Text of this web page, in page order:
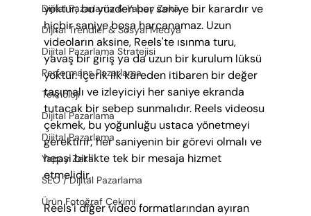
Dijital Pazarlama & Yapay Zekâ
Dijital Trendler & Sosyal Medya
Dijital Pazarlama Stratejisi
Performans Pazarlama
Teknoloji
Dijital Pazarlama
Dijital Pazarlama
Yapay Zeka
SEO / Dijital Pazarlama
Ürün Fotoğraf Çekimi
yoktur; bu yüzden her saniye bir karardır ve
hiçbir saniye boşa harcanamaz. Uzun
videoların aksine, Reels'te ısınma turu,
yavaş bir giriş ya da uzun bir kurulum lüksü
yoktur. İçerik ilk kareden itibaren bir değer
taşımalı ve izleyiciyi her saniye ekranda
tutacak bir sebep sunmalıdır. Reels videosu
çekmek, bu yoğunluğu ustaca yönetmeyi
gerektirir; her saniyenin bir görevi olmalı ve
hepsi birlikte tek bir mesaja hizmet
etmelidir.
Reels'i diğer video formatlarından ayıran